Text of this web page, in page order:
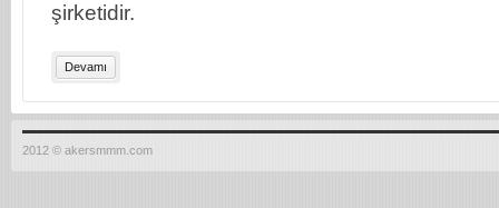
şirketidir.
Devamı
2012 © akersmmm.com